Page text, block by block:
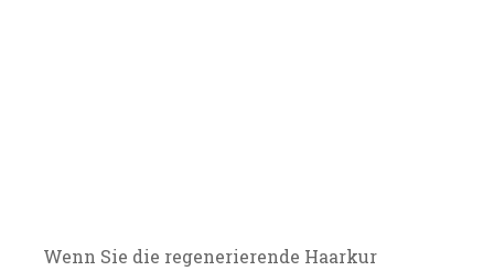
Wenn Sie die regenerierende Haarkur